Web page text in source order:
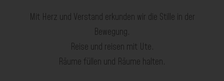
Mit Herz und Verstand erkunden wir die Stille in der
Bewegung.
Reise und reisen mit Ute.
Räume füllen und Räume halten.